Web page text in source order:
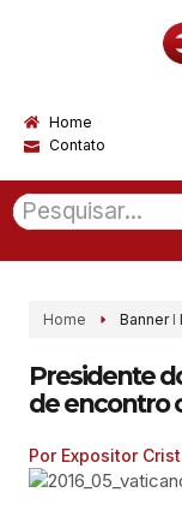
Home
Contato
Home BannerI
Presidente
de encontro
Por Expositor